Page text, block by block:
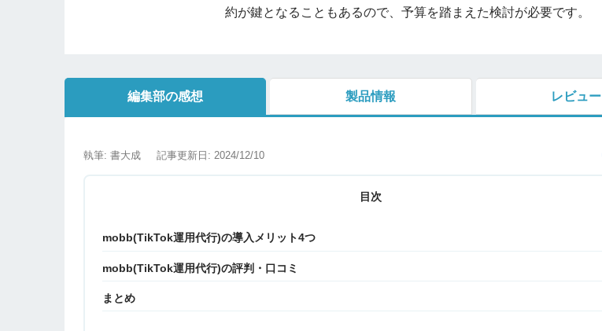
約が鍵となることもあるので、予算を踏まえた検討が必要です。
編集部の感想 製品情報 レビュー
執筆: 書大成 記事更新日: 2024/12/10
目次
mobb(TikTok運用代行)の導入メリット4つ
mobb(TikTok運用代行)の評判・口コミ
まとめ